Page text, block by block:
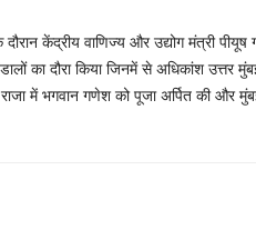
केंद्रीय वाणिज्य और उद्योग मंत्री
का दौरा किया जिनमें से अधिकांश उत्तर
में भगवान गणेश को पूजा अर्पित की और